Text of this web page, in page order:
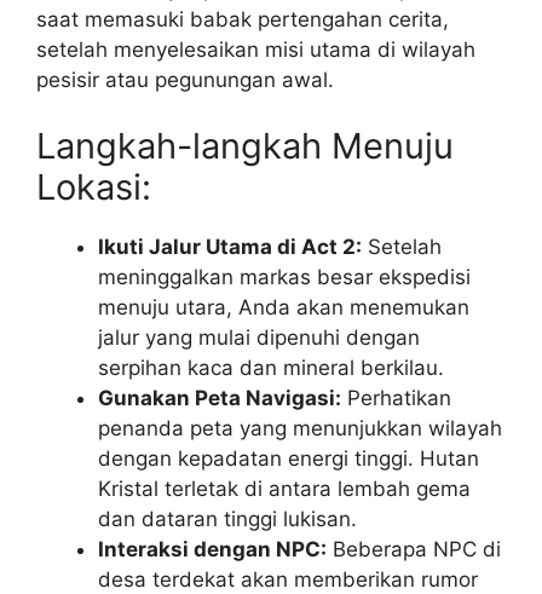
saat memasuki babak pertengahan cerita,
setelah menyelesaikan misi utama di wilayah
pesisir atau pegunungan awal.
Langkah-langkah Menuju
Lokasi:
Ikuti Jalur Utama di Act 2: Setelah
meninggalkan markas besar ekspedisi
menuju utara, Anda akan menemukan
jalur yang mulai dipenuhi dengan
serpihan kaca dan mineral berkilau.
Gunakan Peta Navigasi: Perhatikan
penanda peta yang menunjukkan wilayah
dengan kepadatan energi tinggi. Hutan
Kristal terletak di antara lembah gema
dan dataran tinggi lukisan.
Interaksi dengan NPC: Beberapa NPC di
desa terdekat akan memberikan rumor